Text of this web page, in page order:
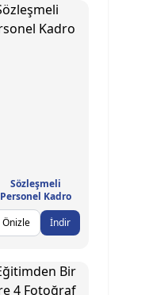
Sözleşmeli
Personel Kadro
Önizle
İndir